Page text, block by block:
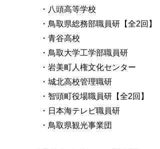
・八頭高等学校
・鳥取県総務部職員研【全2回】
・青谷高校
・鳥取大学工学部職員研
・岩美町人権文化センター
・城北高校管理職研
・智頭町役場職員研【全2回】
・日本海テレビ職員研
・鳥取県観光事業団